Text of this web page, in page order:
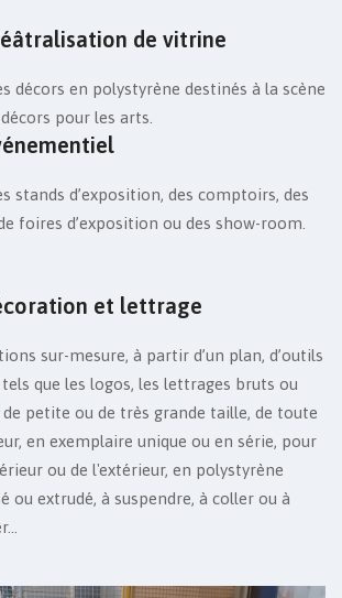
de vitrine
décors en polystyrène destinés à la scène
pour les arts.
stands d’exposition, des comptoirs, des
foires d’exposition ou des show-room.
et lettrage
sur-mesure, à partir d’un plan, d’outils
tels que les logos, les lettrages bruts ou
de petite ou de très grande taille, de toute
en exemplaire unique ou en série, pour
ou de l'extérieur, en polystyrène
ou extrudé, à suspendre, à coller ou à